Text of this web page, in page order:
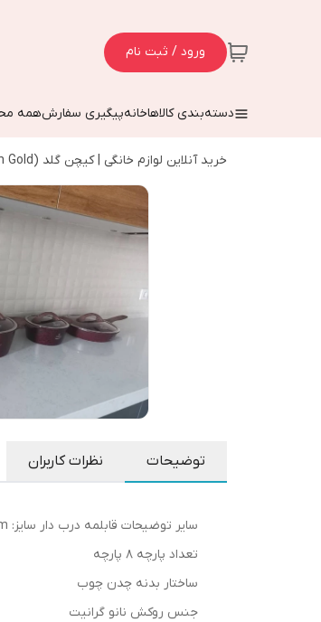
ورود / ثبت نام
دسته‌بندی کالاهاخانهپیگیری سفارشهمه
خرید آنلاین لوازم خانگی | کیچن گلد (Kitchen Gold)
توضیحات نظرات کاربران
سایر توضیحات قابلمه درب دار سایز: 28cm 24cm 20cm تابه درب دار: 28cm
تعداد پارچه 8 پارچه
ساختار بدنه چدن چوب
جنس روکش نانو گرانیت